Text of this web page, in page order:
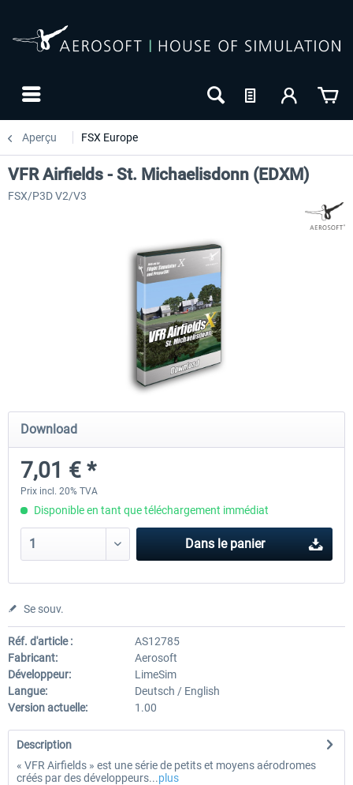
Aperçu FSX Europe
Mega Airport Frankfurt V2.0
30,20 € *
Mega Airport Berlin
VFR Airfields - St. Michaelisdonn (EDXM)
FSX/P3D V2/V3
Download
7,01 € *
Prix incl. 20% TVA
Disponible en tant que téléchargement immédiat
Dans le panier
Se souv.
Réf. d'article :
AS12785
Fabricant:
Aerosoft
Développeur:
LimeSim
Langue:
Deutsch / English
Version actuelle:
1.00
Description
« VFR Airfields » est une série de petits et moyens aérodromes
créés par des développeurs...plus